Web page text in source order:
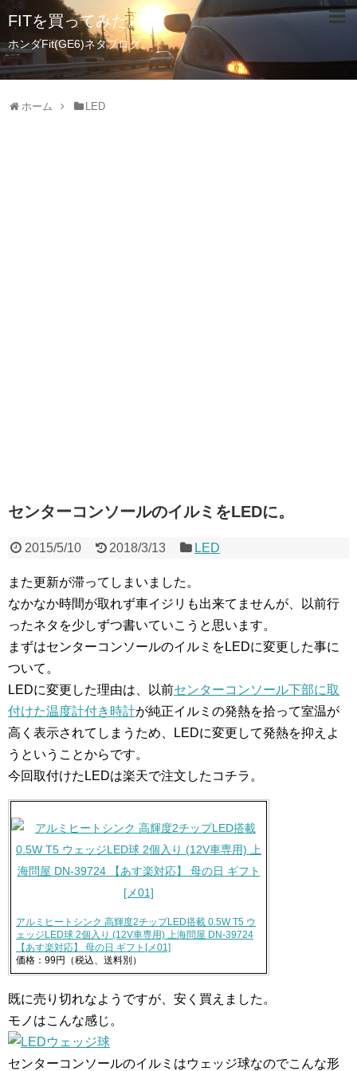
FITを買ってみた。
ホンダFit(GE6)ネタブログ。
ホーム LED
センターコンソールのイルミをLEDに。
2015/5/10 2018/3/13 LED
また更新が滞ってしまいました。
なかなか時間が取れず車イジリも出来てませんが、以前行
ったネタを少しずつ書いていこうと思います。
まずはセンターコンソールのイルミをLEDに変更した事に
ついて。
LEDに変更した理由は、以前センターコンソール下部に取
付けた温度計付き時計が純正イルミの発熱を拾って室温が
高く表示されてしまうため、LEDに変更して発熱を抑えよ
うということからです。
今回取付けたLEDは楽天で注文したコチラ。
アルミヒートシンク 高輝度2チップLED搭載 0.5W T5 ウ
ェッジLED球 2個入り (12V車専用) 上海問屋 DN-39724
【あす楽対応】 母の日 ギフト[メ01]
価格：99円（税込、送料別）
既に売り切れなようですが、安く買えました。
モノはこんな感じ。
センターコンソールのイルミはウェッジ球なのでこんな形